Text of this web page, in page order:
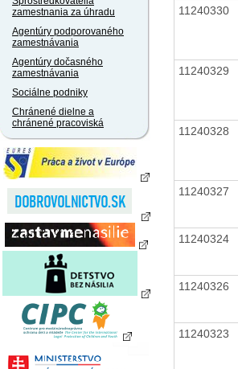
zamestnania za úhradu
Agentúry podporovaného
zamestnávania
Agentúry dočasného
zamestnávania
Sociálne podniky
Chránené dielne a
chránené pracoviská
11240330
11240329
11240328
11240327
11240324
11240326
11240323